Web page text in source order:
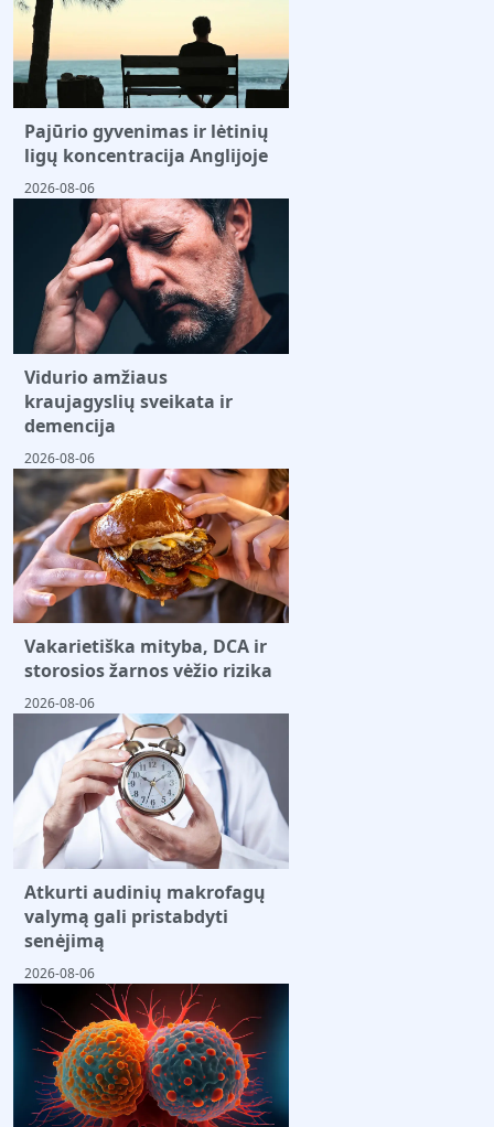
Pajūrio gyvenimas ir lėtinių
ligų koncentracija Anglijoje
2026-08-06
Vidurio amžiaus
kraujagyslių sveikata ir
demencija
2026-08-06
Vakarietiška mityba, DCA ir
storosios žarnos vėžio rizika
2026-08-06
Atkurti audinių makrofagų
valymą gali pristabdyti
senėjimą
2026-08-06